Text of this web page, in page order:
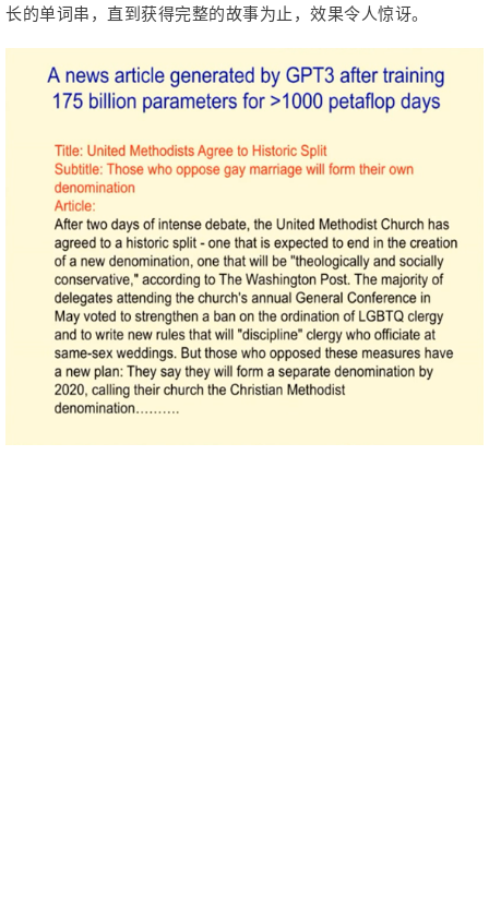
长的单词串，直到获得完整的故事为止，效果令人惊讶。